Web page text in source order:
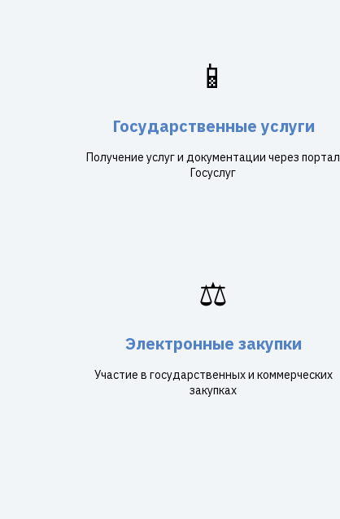
📱
Государственные услуги
Получение услуг и документации через портал
Госуслуг
⚖️
Электронные закупки
Участие в государственных и коммерческих
закупках